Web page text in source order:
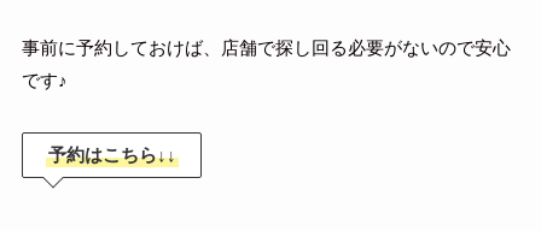
事前に予約しておけば、店舗で探し回る必要がないので安心
です♪
予約はこちら↓↓